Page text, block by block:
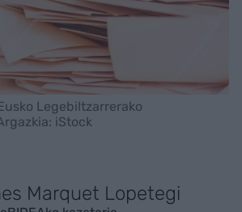
Legebiltzarrerako
iStock
Marquet Lopetegi